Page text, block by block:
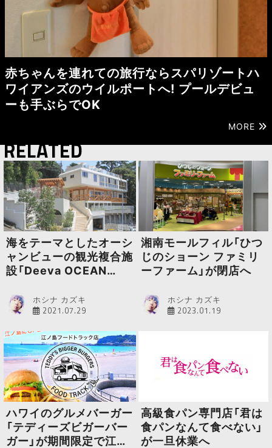
赤ちゃんを連れての旅行ならスパリゾートハ
ワイアンズのウイルポートへ! プールデビュ
ーも手ぶらでOK
MORE
RELATED
海をテーマとしたオーシ
ャンビューの観光複合施
設「Deeva OCEAN
プン
ホシナ カズキ
2021.07.29
湘南モールフィル「ひつ
じのショーン ファミリ
ーファーム」が閉店へ
ホシナ カズキ
2023.01.19
ハワイのグルメバーガー
「テディーズビガーバー
ガー」が期間限定で江の
高級食パン専門店「君は
食パンなんて食べない」
が一旦休業へ